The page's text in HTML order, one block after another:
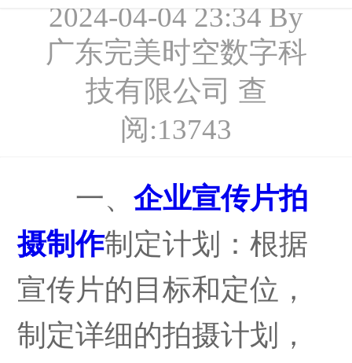
网站首页
动画CG应用
AR增强现实
VR虚拟现实
陈列展示工程
2024-04-04 23:34 By
广东完美时空数字科
技有限公司 查
阅:13743
一、企业宣传片拍
摄制作制定计划：根据
宣传片的目标和定位，
制定详细的拍摄计划，